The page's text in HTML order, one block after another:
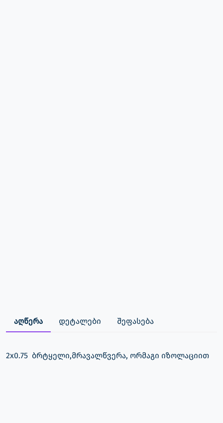
აღწერა დეტალები შეფასება
2x0.75 ბრტყელი,მრავალწვერა, ორმაგი იზოლაციით